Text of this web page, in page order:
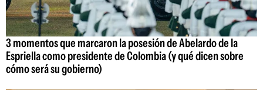
3 momentos que marcaron la posesión de Abelardo de la
Espriella como presidente de Colombia (y qué dicen sobre
cómo será su gobierno)